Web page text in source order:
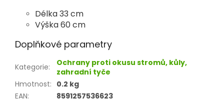
Délka 33 cm
Výška 60 cm
Doplňkové parametry
Kategorie:
Ochrany proti okusu stromů, kůly,
zahradní tyče
Hmotnost: 0.2 kg
EAN: 8591257536623